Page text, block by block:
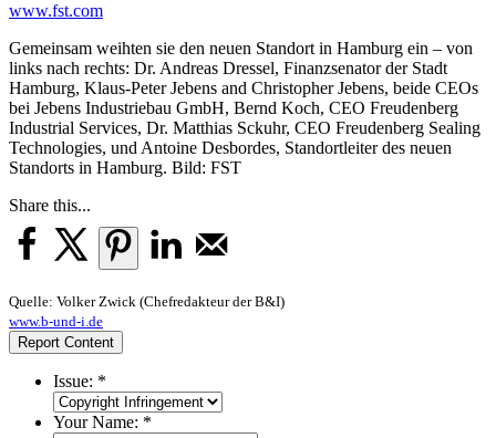
www.fst.com
Gemeinsam weihten sie den neuen Standort in Hamburg ein – von
links nach rechts: Dr. Andreas Dressel, Finanzsenator der Stadt
Hamburg, Klaus-Peter Jebens and Christopher Jebens, beide CEOs
bei Jebens Industriebau GmbH, Bernd Koch, CEO Freudenberg
Industrial Services, Dr. Matthias Sckuhr, CEO Freudenberg Sealing
Technologies, und Antoine Desbordes, Standortleiter des neuen
Standorts in Hamburg. Bild: FST
Share this...
Quelle: Volker Zwick (Chefredakteur der B&I)
www.b-und-i.de
Report Content
Issue: *
Your Name: *